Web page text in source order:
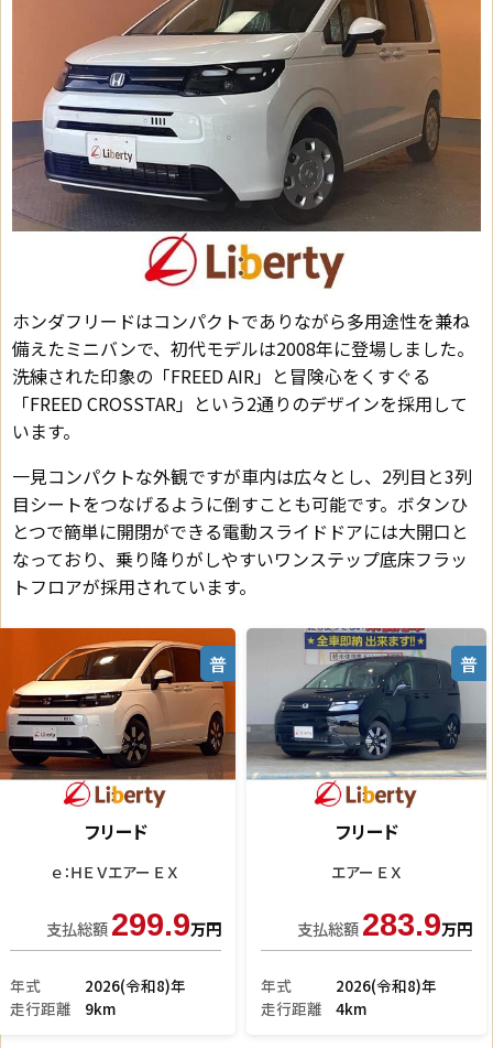
ホンダフリードはコンパクトでありながら多用途性を兼ね
備えたミニバンで、初代モデルは2008年に登場しました。
洗練された印象の「FREED AIR」と冒険心をくすぐる
「FREED CROSSTAR」という2通りのデザインを採用して
います。
一見コンパクトな外観ですが車内は広々とし、2列目と3列
目シートをつなげるように倒すことも可能です。ボタンひ
とつで簡単に開閉ができる電動スライドドアには大開口と
なっており、乗り降りがしやすいワンステップ底床フラッ
トフロアが採用されています。
普
フリード
ｅ：ＨＥＶクロスター
支払総額329.5万円
年式
2024(令和6)年
走行距離
2.5万km
普
フリード
エアー ＥＸ
支払総額279.9万円
年式
2026(令和8)年
走行距離
6km